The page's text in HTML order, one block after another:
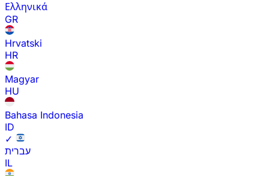
Ελληνικά
GR
Hrvatski
HR
Magyar
HU
Bahasa Indonesia
ID
✓
עברית
IL